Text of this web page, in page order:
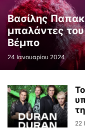
Βασίλης
μπαλάντες
Βέμπο
24 Ιανουαρίου 2024
22